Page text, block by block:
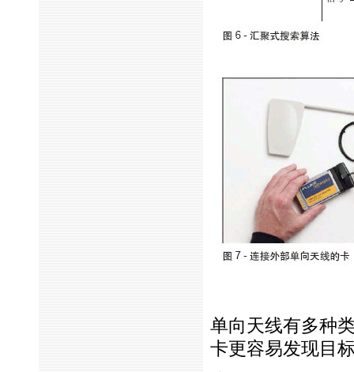
单向天线有多种
卡更容易发现目